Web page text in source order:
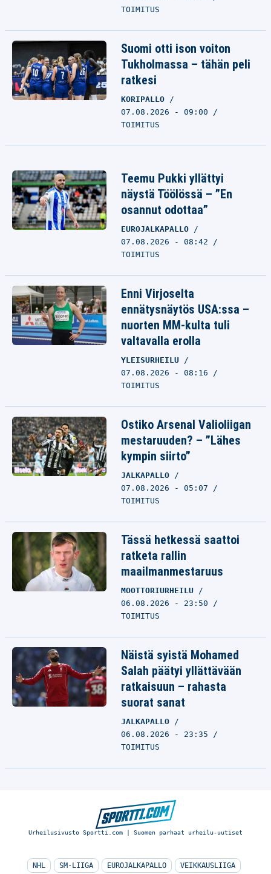
TOIMITUS
Suomi otti ison voiton
Tukholmassa – tähän peli
ratkesi
KORIPALLO
07.08.2026 - 09:00
TOIMITUS
Teemu Pukki yllättyi
näystä Töölössä – ”En
osannut odottaa”
EUROJALKAPALLO
07.08.2026 - 08:42
TOIMITUS
Enni Virjoselta
ennätysnäytös USA:ssa –
nuorten MM-kulta tuli
valtavalla erolla
YLEISURHEILU
07.08.2026 - 08:16
TOIMITUS
Ostiko Arsenal Valioliigan
mestaruuden? – ”Lähes
kympin siirto”
JALKAPALLO
07.08.2026 - 05:07
TOIMITUS
Tässä hetkessä saattoi
ratketa rallin
maailmanmestaruus
MOOTTORIURHEILU
06.08.2026 - 23:50
TOIMITUS
Näistä syistä Mohamed
Salah päätyi yllättävään
ratkaisuun – rahasta
suorat sanat
JALKAPALLO
06.08.2026 - 23:35
TOIMITUS
Urheilusivusto Sportti.com | Suomen parhaat urheilu-uutiset
NHL SM-LIIGA EUROJALKAPALLO VEIKKAUSLIIGA